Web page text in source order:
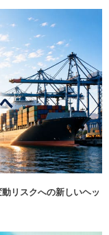
リスクへの新しいヘッ